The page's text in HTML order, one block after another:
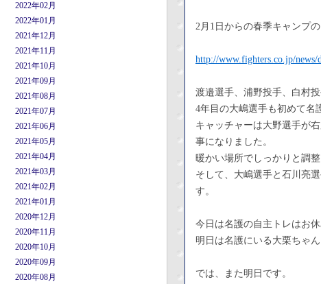
2022年02月
2022年01月
2021年12月
2021年11月
2021年10月
2021年09月
2021年08月
2021年07月
2021年06月
2021年05月
2021年04月
2021年03月
2021年02月
2021年01月
2020年12月
2020年11月
2020年10月
2020年09月
2020年08月
2月1日からの春季キャンプ
http://www.fighters.co.jp/news/
渡邉選手、浦野投手、白村
4年目の大嶋選手も初めて名
キャッチャーは大野選手が
事になりました。
暖かい場所でしっかりと調
そして、大嶋選手と石川亮
す。
今日は名護の自主トレはお休
明日は名護にいる大栗ちゃ
では、また明日です。